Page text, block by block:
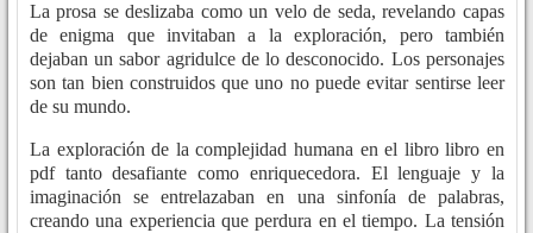
La prosa se deslizaba como un velo de seda, revelando capas
de enigma que invitaban a la exploración, pero también
dejaban un sabor agridulce de lo desconocido. Los personajes
son tan bien construidos que uno no puede evitar sentirse leer
de su mundo.
La exploración de la complejidad humana en el libro libro en
pdf tanto desafiante como enriquecedora. El lenguaje y la
imaginación se entrelazaban en una sinfonía de palabras,
creando una experiencia que perdura en el tiempo. La tensión